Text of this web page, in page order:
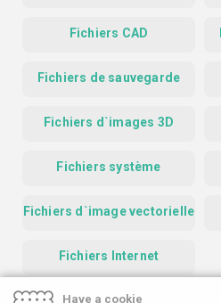
Fichiers CAD
Fichiers de sauvegarde
Fichiers d`images 3D
Fichiers système
Fichiers d`image vectorielle
Fichiers Internet
Have a cookie